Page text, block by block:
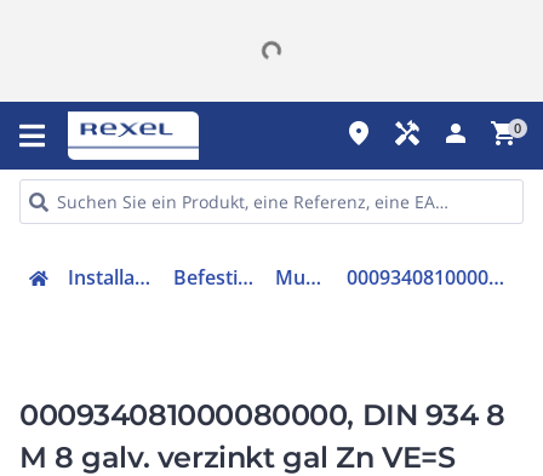
place handyman person shopping_cart0
Installation Befestigen Mutter 000934081000080000
000934081000080000, DIN 934 8
M 8 galv. verzinkt gal Zn VE=S